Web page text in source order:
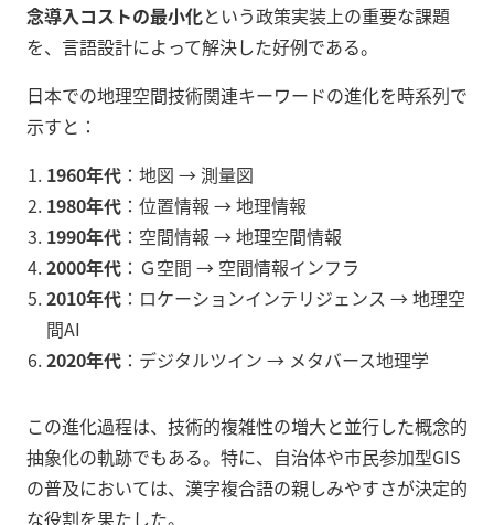
念導入コストの最小化という政策実装上の重要な課題
を、言語設計によって解決した好例である。
日本での地理空間技術関連キーワードの進化を時系列で
示すと：
1960年代 ：地図 → 測量図
1980年代 ：位置情報 → 地理情報
1990年代 ：空間情報 → 地理空間情報
2000年代 ：Ｇ空間 → 空間情報インフラ
2010年代 ：ロケーションインテリジェンス → 地理空
間AI
2020年代 ：デジタルツイン → メタバース地理学
この進化過程は、技術的複雑性の増大と並行した概念的
抽象化の軌跡でもある。特に、自治体や市民参加型GIS
の普及においては、漢字複合語の親しみやすさが決定的
な役割を果たした。